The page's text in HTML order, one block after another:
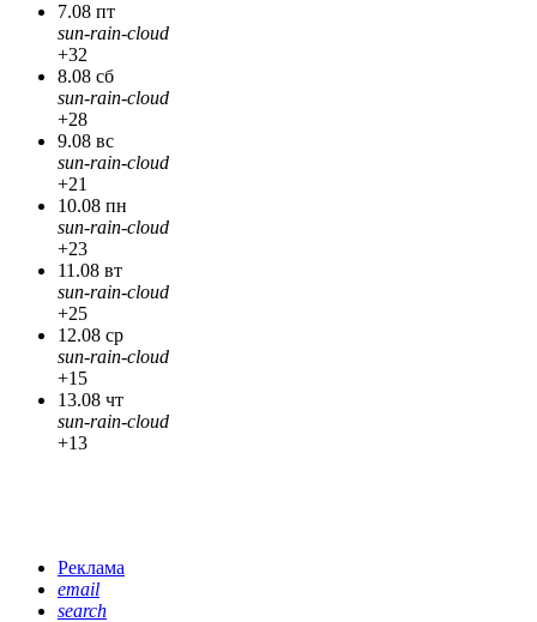
7.08 пт
sun-rain-cloud
+32
8.08 сб
sun-rain-cloud
+28
9.08 вс
sun-rain-cloud
+21
10.08 пн
sun-rain-cloud
+23
11.08 вт
sun-rain-cloud
+25
12.08 ср
sun-rain-cloud
+15
13.08 чт
sun-rain-cloud
+13
Реклама
email
search